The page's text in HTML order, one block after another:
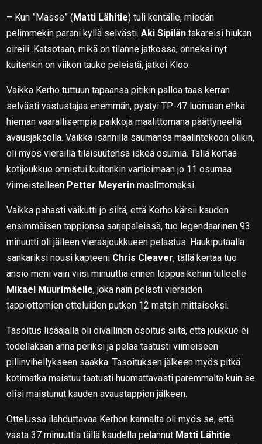
– Kun ”Masse” (Matti Lähitie) tuli kentälle, miedän
pelimmekin parani kyllä selvästi.Aki Sipilän takareisi hiukan
oireili. Katsotaan, mikä on tilanne jatkossa, onneksi nyt
kuitenkin on viikon tauko peleistä, jatkoi Kloo.
Vaikka Kerho tuttuun tapaansa pitikin palloa taas kerran
selvästi vastustajaa enemmän, pystyi TP-47 luomaan ehkä
hieman vaarallisempia paikkoja maalittomana päättyneellä
avausjaksolla. Vaikka isännillä saumansa maalintekoon olikin,
oli myös vierailla tilaisuutensa iskeä osumia. Tällä kertaa
kotijoukkue onnistui kuitenkin vartioimaan jo 11 osumaa
viimeistelleen Petter Meyerin maalittomaksi.
Vaikka pahasti vaikutti jo siltä, että Kerho kärsii kauden
ensimmäisen tappionsa sarjapaleissä, tuo legendaarinen 93.
minuutti oli jälleen vierasjoukkueen pelastus. Haukiputaalla
sankariksi nousi kapteeni Chris Cleaver, tällä kertaa tuo
ansio meni vain viisi minuuttia ennen loppua kehiin tulleelle
Mikael Muurimäelle, joka näin pelasti vieraiden
tappiottomien otteluiden putken 12 matsin mittaiseksi.
Tasoitus lisäajalla oli oivallinen osoitus siitä, että joukkue ei
todellakaan anna periksi ja pelaa taatusti viimeiseen
pillinvihellykseen saakka. Tasoituksen jälkeen myös pitkä
kotimatka maistuu taatusti huomattavasti paremmalta kuin se
olisi maistunut kauden avaustappion jälkeen.
Ottelussa ilahduttavaa Kerhon kannalta oli myös se, että
vasta 37 minuuttia tällä kaudella pelannut Matti Lähitie